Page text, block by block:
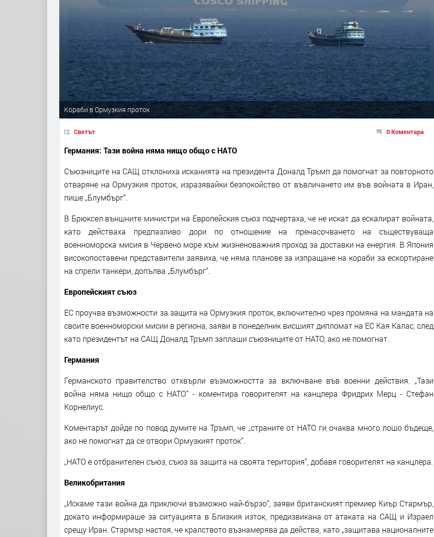
Кораби в Ормузкия проток
Светът 0 Коментара
Германия: Тази война няма нищо общо с НАТО
Съюзниците на САЩ отклониха исканията на президента Доналд Тръмп да помогнат за повторното
отваряне на Ормузкия проток, изразявайки безпокойство от въвличането им във войната в Иран,
пише „Блумбърг“.
В Брюксел външните министри на Европейския съюз подчертаха, че не искат да ескалират войната,
като действаха предпазливо дори по отношение на пренасочването на съществуваща
военноморска мисия в Червено море към жизненоважния проход за доставки на енергия. В Япония
високопоставени представители заявиха, че няма планове за изпращане на кораби за ескортиране
на спрели танкери, допълва „Блумбърг“.
Европейският съюз
ЕС проучва възможности за защита на Ормузкия проток, включително чрез промяна на мандата на
своите военноморски мисии в региона, заяви в понеделник висшият дипломат на ЕС Кая Калас, след
като президентът на САЩ Доналд Тръмп заплаши съюзниците от НАТО, ако не помогнат.
Германия
Германското правителство отхвърли възможността за включване във военни действия. „Тази
война няма нищо общо с НАТО“ - коментира говорителят на канцлера Фридрих Мерц - Стефан
Корнелиус.
Коментарът дойде по повод думите на Тръмп, че „страните от НАТО ги очаква много лошо бъдеще,
ако не помогнат да се отвори Ормузкият проток“.
„НАТО е отбранителен съюз, съюз за защита на своята територия“, добавя говорителят на канцлера.
Великобритания
„Искаме тази война да приключи възможно най-бързо“, заяви британският премиер Киър Стармър,
докато информираше за ситуацията в Близкия изток, предизвикана от атаката на САЩ и Израел
срещу Иран. Стармър настоя, че кралството възнамерява да действа, като „защитава националните